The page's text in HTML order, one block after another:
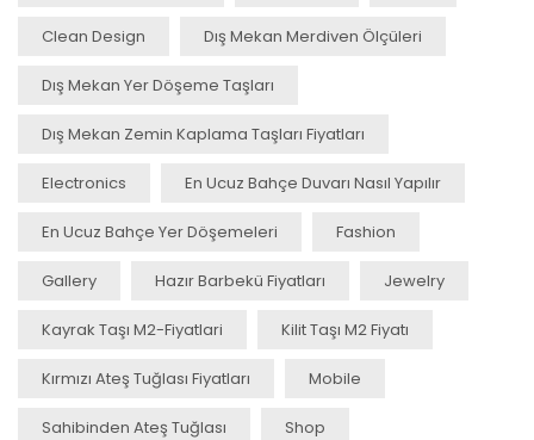
Clean Design Dış Mekan Merdiven Ölçüleri
Dış Mekan Yer Döşeme Taşları
Dış Mekan Zemin Kaplama Taşları Fiyatları
Electronics En Ucuz Bahçe Duvarı Nasıl Yapılır
En Ucuz Bahçe Yer Döşemeleri Fashion
Gallery Hazır Barbekü Fiyatları Jewelry
Kayrak Taşı M2-Fiyatlari Kilit Taşı M2 Fiyatı
Kırmızı Ateş Tuğlası Fiyatları Mobile
Sahibinden Ateş Tuğlası Shop